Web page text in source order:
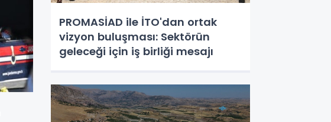
PROMASİAD ile İTO'dan ortak
vizyon buluşması: Sektörün
geleceği için iş birliği mesajı